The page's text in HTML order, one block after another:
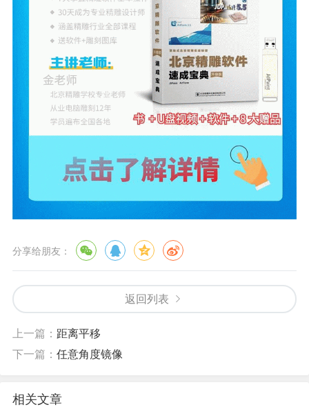
分享给朋友：
返回列表
上一篇： 距离平移
下一篇： 任意角度镜像
相关文章